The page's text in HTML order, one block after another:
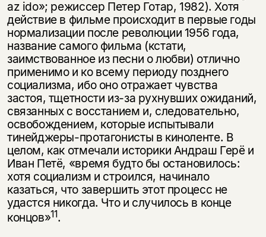
az ido»; режиссер Петер Готар, 1982). Хотя
дей­ствие в фильме происходит в первые годы
нормализации после революции 1956 года,
название самого фильма (кстати,
заимствованное из песни о люб­ви) отлично
применимо и ко всему периоду позднего
социализма, ибо оно отражает чувства
застоя, тщетности из-за рухнувших ожиданий,
связанных с восстанием и, следовательно,
освобождением, которые испытывали
тинейджеры-протагонисты в киноленте. В
целом, как отмечали историки Андраш Герё и
Иван Петё, «время будто бы остановилось:
хотя социализм и строился, начинало
казаться, что завершить этот процесс не
удастся никогда. Что и случилось в конце
концов»11.